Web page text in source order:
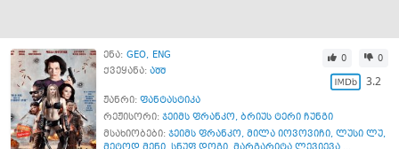
ენა: GEO ENG
ქვეყანა: აშშ
0 0
3.2
ჟანრი: ფანტასტიკა
რეჟისორი: ჯეიმს ფრანკო, ბრიუს ტერი ჩუნგი
მსახიობები: ჯეიმს ფრანკო, მილა იოვოვიჩი, ლუსი ლუ,